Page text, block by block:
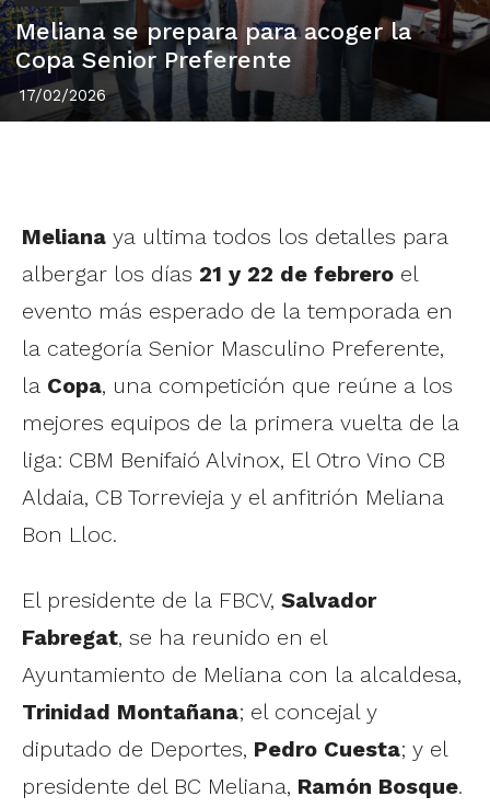
Meliana se prepara para acoger la
Copa Senior Preferente
17/02/2026
Meliana ya ultima todos los detalles para
albergar los días 21 y 22 de febrero el
evento más esperado de la temporada en
la categoría Senior Masculino Preferente,
la Copa, una competición que reúne a los
mejores equipos de la primera vuelta de la
liga: CBM Benifaió Alvinox, El Otro Vino CB
Aldaia, CB Torrevieja y el anfitrión Meliana
Bon Lloc.
El presidente de la FBCV, Salvador
Fabregat, se ha reunido en el
Ayuntamiento de Meliana con la alcaldesa,
Trinidad Montañana; el concejal y
diputado de Deportes, Pedro Cuesta; y el
presidente del BC Meliana, Ramón Bosque.